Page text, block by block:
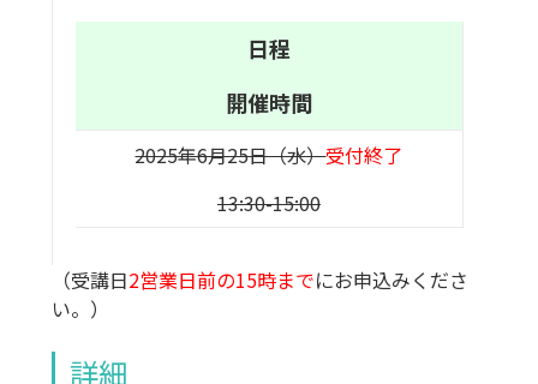
日程
開催時間
2025年6月25日（水）受付終了
13:30-15:00
（受講日2営業日前の15時までにお申込みくださ
い。）
詳細